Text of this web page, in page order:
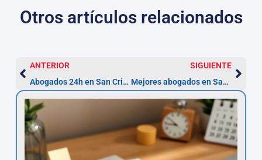
Otros artículos relacionados
ANTERIOR
Abogados 24h en San Cristóbal de La Laguna
SIGUIENTE
Mejores abogados en San Cristóbal de La Laguna: guía práctica